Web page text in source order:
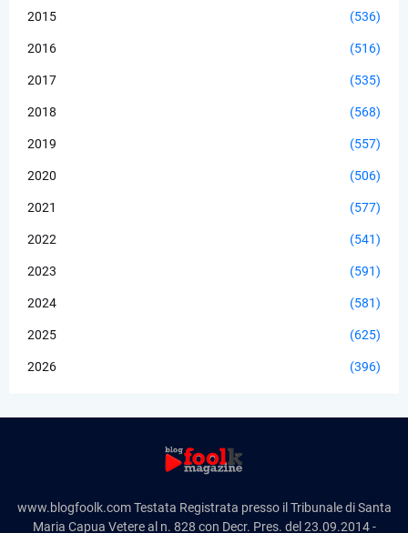
2015 (536)
2016 (516)
2017 (535)
2018 (568)
2019 (557)
2020 (506)
2021 (577)
2022 (541)
2023 (591)
2024 (581)
2025 (625)
2026 (396)
www.blogfoolk.com Testata Registrata presso il Tribunale di Santa
Maria Capua Vetere al n. 828 con Decr. Pres. del 23.09.2014 -